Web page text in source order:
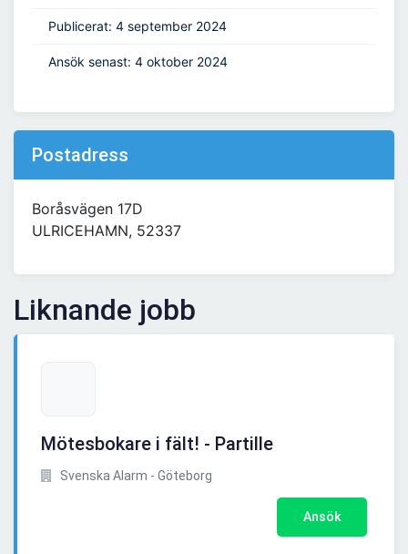
Publicerat: 4 september 2024
Ansök senast: 4 oktober 2024
Postadress
Boråsvägen 17D
ULRICEHAMN, 52337
Liknande jobb
Mötesbokare i fält! - Partille
Svenska Alarm - Göteborg
Ansök